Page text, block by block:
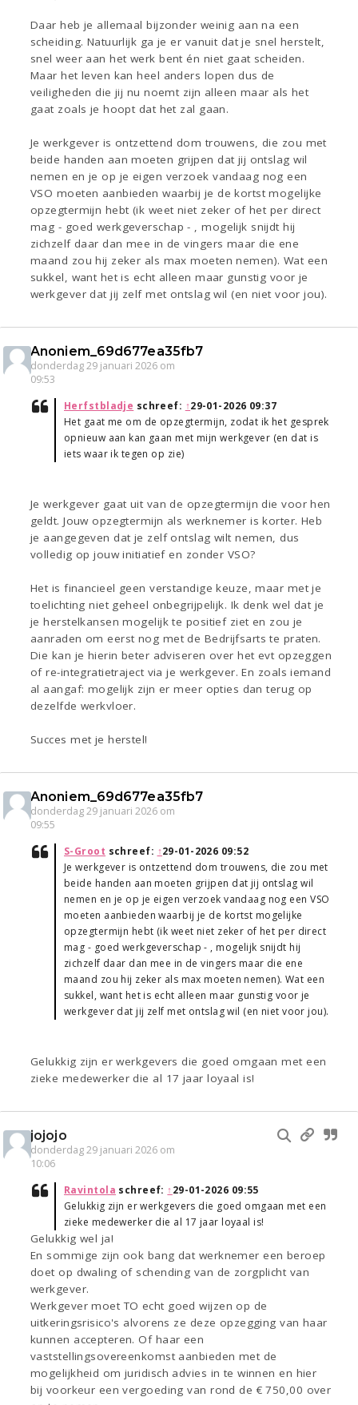
Daar heb je allemaal bijzonder weinig aan na een
scheiding. Natuurlijk ga je er vanuit dat je snel herstelt,
snel weer aan het werk bent én niet gaat scheiden.
Maar het leven kan heel anders lopen dus de
veiligheden die jij nu noemt zijn alleen maar als het
gaat zoals je hoopt dat het zal gaan.
Je werkgever is ontzettend dom trouwens, die zou met
beide handen aan moeten grijpen dat jij ontslag wil
nemen en je op je eigen verzoek vandaag nog een
VSO moeten aanbieden waarbij je de kortst mogelijke
opzegtermijn hebt (ik weet niet zeker of het per direct
mag - goed werkgeverschap - , mogelijk snijdt hij
zichzelf daar dan mee in de vingers maar die ene
maand zou hij zeker als max moeten nemen). Wat een
sukkel, want het is echt alleen maar gunstig voor je
werkgever dat jij zelf met ontslag wil (en niet voor jou).
Anoniem_69d677ea35fb7
donderdag 29 januari 2026 om
09:53
Herfstbladje schreef: ↑29-01-2026 09:37
Het gaat me om de opzegtermijn, zodat ik het gesprek
opnieuw aan kan gaan met mijn werkgever (en dat is
iets waar ik tegen op zie)
Je werkgever gaat uit van de opzegtermijn die voor hen
geldt. Jouw opzegtermijn als werknemer is korter. Heb
je aangegeven dat je zelf ontslag wilt nemen, dus
volledig op jouw initiatief en zonder VSO?
Het is financieel geen verstandige keuze, maar met je
toelichting niet geheel onbegrijpelijk. Ik denk wel dat je
je herstelkansen mogelijk te positief ziet en zou je
aanraden om eerst nog met de Bedrijfsarts te praten.
Die kan je hierin beter adviseren over het evt opzeggen
of re-integratietraject via je werkgever. En zoals iemand
al aangaf: mogelijk zijn er meer opties dan terug op
dezelfde werkvloer.
Succes met je herstel!
Anoniem_69d677ea35fb7
donderdag 29 januari 2026 om
09:55
S-Groot schreef: ↑29-01-2026 09:52
Je werkgever is ontzettend dom trouwens, die zou met
beide handen aan moeten grijpen dat jij ontslag wil
nemen en je op je eigen verzoek vandaag nog een VSO
moeten aanbieden waarbij je de kortst mogelijke
opzegtermijn hebt (ik weet niet zeker of het per direct
mag - goed werkgeverschap - , mogelijk snijdt hij
zichzelf daar dan mee in de vingers maar die ene
maand zou hij zeker als max moeten nemen). Wat een
sukkel, want het is echt alleen maar gunstig voor je
werkgever dat jij zelf met ontslag wil (en niet voor jou).
Gelukkig zijn er werkgevers die goed omgaan met een
zieke medewerker die al 17 jaar loyaal is!
jojojo
donderdag 29 januari 2026 om
10:06
Ravintola schreef: ↑29-01-2026 09:55
Gelukkig zijn er werkgevers die goed omgaan met een
zieke medewerker die al 17 jaar loyaal is!
Gelukkig wel ja!
En sommige zijn ook bang dat werknemer een beroep
doet op dwaling of schending van de zorgplicht van
werkgever.
Werkgever moet TO echt goed wijzen op de
uitkeringsrisico's alvorens ze deze opzegging van haar
kunnen accepteren. Of haar een
vaststellingsovereenkomst aanbieden met de
mogelijkheid om juridisch advies in te winnen en hier
bij voorkeur een vergoeding van rond de € 750,00 over